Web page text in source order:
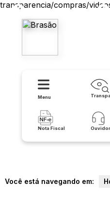
transparencia/compras/
Menu
Nota Fiscal
Você está navegando em: